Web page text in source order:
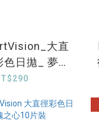
大直
日拋_ 夢幻
_10片裝